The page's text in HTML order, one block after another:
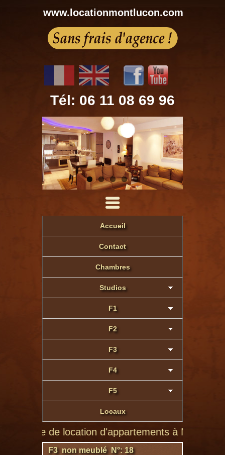
www.locationmontlucon.com
Tél: 06 11 08 69 96
Accueil
Contact
Chambres
Studios
F1
F2
F3
F4
F5
Locaux
de location d'appartements à Montluçon de
F3 non meublé N°: 18